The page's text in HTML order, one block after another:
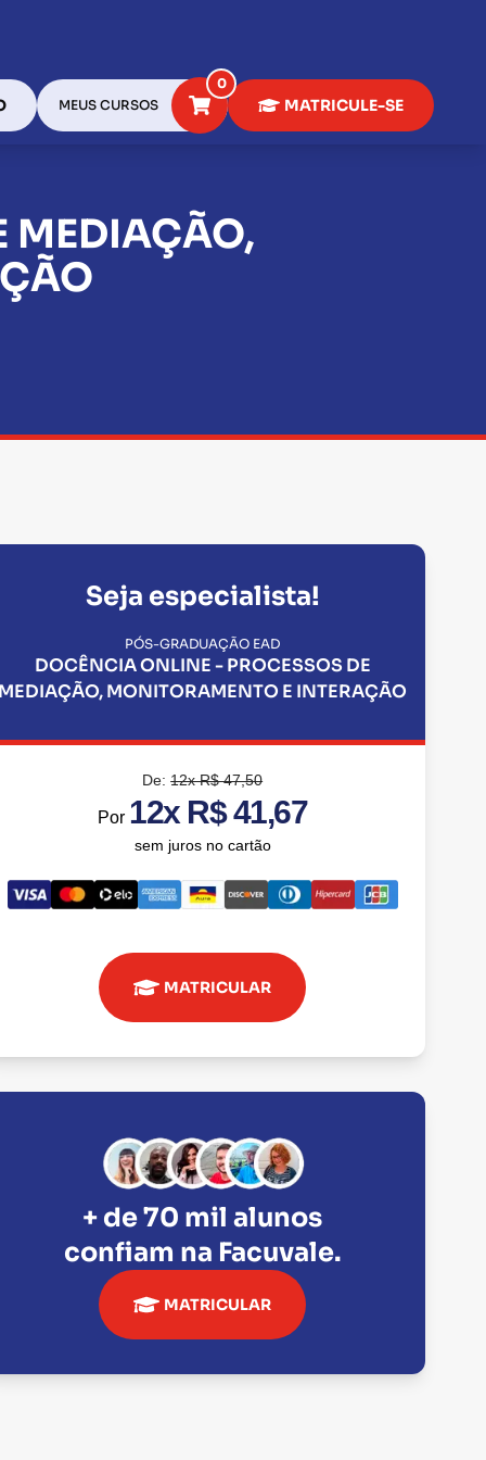
MEUS CURSOS
0
MATRICULE-SE
MEDIAÇÃO,
Seja especialista!
PÓS-GRADUAÇÃO EAD
DOCÊNCIA ONLINE - PROCESSOS DE
MONITORAMENTO E INTERAÇÃO
De:12x R$ 47,50
Por 12x R$ 41,67
sem juros no cartão
MATRICULAR
+ de 70 mil alunos
confiam na Facuvale.
MATRICULAR